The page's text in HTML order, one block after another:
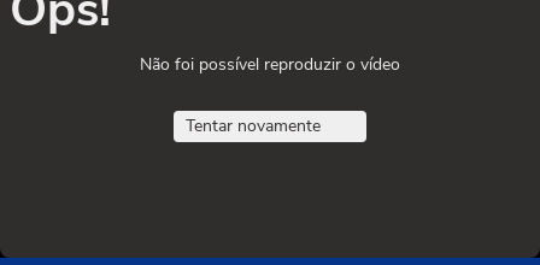
Não foi possível reproduzir o vídeo
Tentar novamente